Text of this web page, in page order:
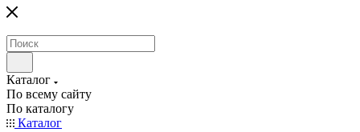
Каталог
По всему сайту
По каталогу
Каталог